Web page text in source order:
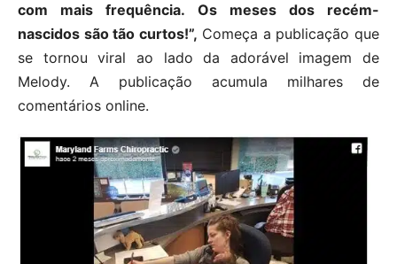
com mais frequência. Os meses dos recém-
nascidos são tão curtos!”, Começa a publicação que
se tornou viral ao lado da adorável imagem de
Melody. A publicação acumula milhares de
comentários online.